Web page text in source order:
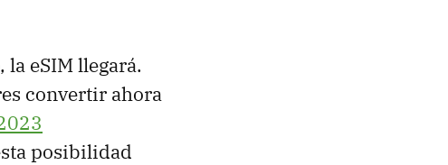
eSIM llegará.
convertir ahora
posibilidad